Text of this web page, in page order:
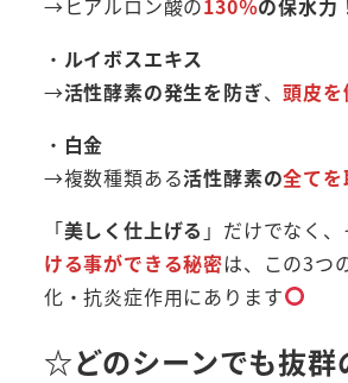
→ヒアルロン酸の130％の保水力 ！
・ ルイボスエキス
→活性酵素の発生を防ぎ、頭皮を
・ 白金
→複数種類ある活性酵素の全てを
「美しく仕上げる 」だけでなく
ける事ができる秘密は、この3つ
化・抗炎症作用にあります
☆どのシーンでも抜群